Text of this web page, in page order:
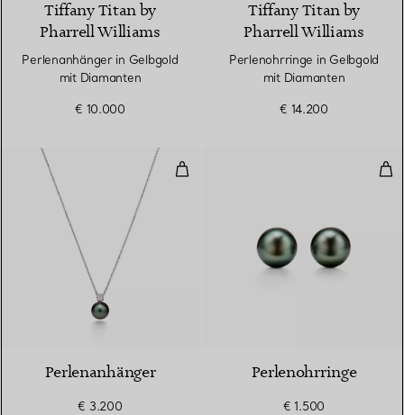
Tiffany Titan by
Pharrell Williams
Perlenanhänger in Gelbgold
mit Diamanten
€ 10.000
Tiffany Titan by
Pharrell Williams
Perlenohrringe in Gelbgold
mit Diamanten
€ 14.200
Perlenanhänger
Perlenanhänger
€ 3.200
Perlenohrringe
€ 1.500